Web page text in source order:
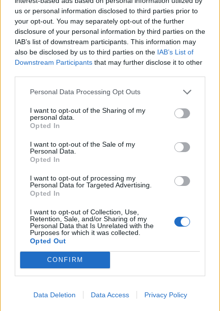
us or personal information disclosed to third parties prior to
your opt-out. You may separately opt-out of the further
disclosure of your personal information by third parties on the
IAB’s list of downstream participants. This information may
also be disclosed by us to third parties on the IAB’s List of
Downstream Participants that may further disclose it to other
Personal Data Processing Opt Outs
I want to opt-out of the Sharing of my
personal data.
Opted In
I want to opt-out of the Sale of my
Personal Data.
Opted In
I want to opt-out of processing my
Personal Data for Targeted Advertising.
Opted In
I want to opt-out of Collection, Use,
Retention, Sale, and/or Sharing of my
Personal Data that Is Unrelated with the
Purposes for which it was collected.
Opted Out
CONFIRM
Data Deletion Data Access Privacy Policy
5 Αυγούστου 2026 22:47
Κρήτη: Ο καιρός της Πέμπτης 6
Αυγούστου
5 Αυγούστου 2026 22:31
ΕΛΛΑΔΑ • ΟΙΚΟΝΟΜΙΑ
Εφορία: Πότε ελέγχει τις καταθέσεις
μας στην τράπεζα
5 Αυγούστου 2026 21:40
αφιέρωμα στον Μάνο Χατζηδάκι
ΚΡΗΤΗ • ΝΕΟΙ ΟΡΙΖΟΝΤΕΣ •
Γεμάτη η Κρήτη και το φθινόπωρο:
5 Αυγούστου 2026 21:27
Τελωνείο Καστελλίου
5 Αυγούστου 2026 17:06
ΚΡΗΤΗ
Kρήτη: Αγωνία για την επόμενη μέρα